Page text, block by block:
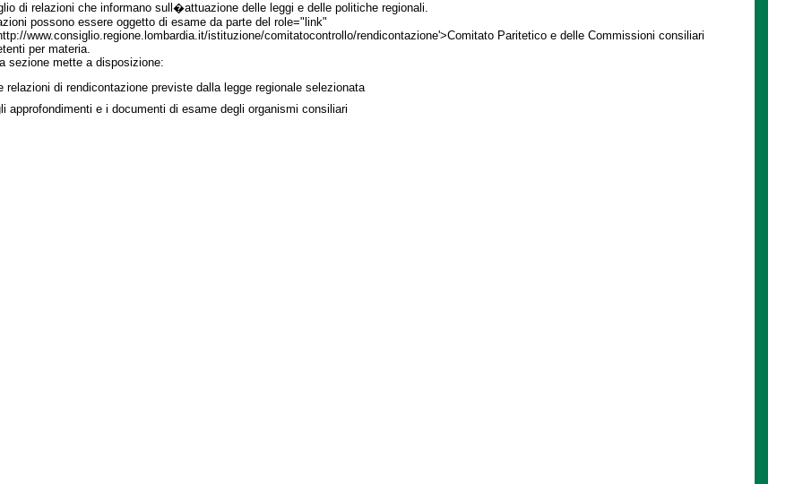
di relazioni che informano sull�attuazione delle leggi e delle politiche regionali.
possono essere oggetto di esame da parte del role="link"
www.consiglio.regione.lombardia.it/istituzione/comitatocontrollo/rendicontazione'>Comitato Paritetico e delle Commissioni consiliari
per materia.
sezione mette a disposizione:
relazioni di rendicontazione previste dalla legge regionale selezionata
approfondimenti e i documenti di esame degli organismi consiliari